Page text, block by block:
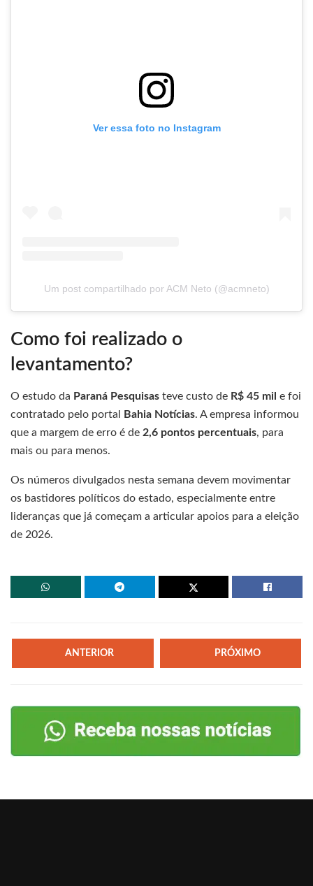
Ver essa foto no Instagram
Um post compartilhado por ACM Neto (@acmneto)
Como foi realizado o
levantamento?
O estudo da Paraná Pesquisas teve custo de R$ 45 mil e foi
contratado pelo portal Bahia Notícias. A empresa informou
que a margem de erro é de 2,6 pontos percentuais, para
mais ou para menos.
Os números divulgados nesta semana devem movimentar
os bastidores políticos do estado, especialmente entre
lideranças que já começam a articular apoios para a eleição
de 2026.
ANTERIOR PRÓXIMO